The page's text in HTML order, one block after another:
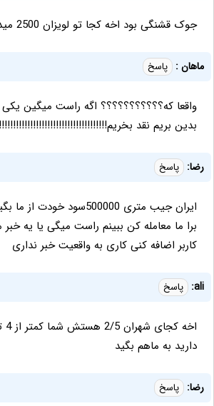
جوک قشنگی بود اخه کجا تو لویزان 2500 میدن اونم نوساز!!!
ماهان : پاسخ
واقعا که؟؟؟؟؟؟؟؟؟؟؟ اگه راست میگین
بدین بریم نقد
رضا: پاسخ
ایران جیب متری 500000سود
برا ما معامله کن ببینم راست میگی یا یه
کاربر اضافه کنی کاری به واقعیت خبر نداری
ali: پاسخ
دارید به ماهم بگید
رضا: پاسخ